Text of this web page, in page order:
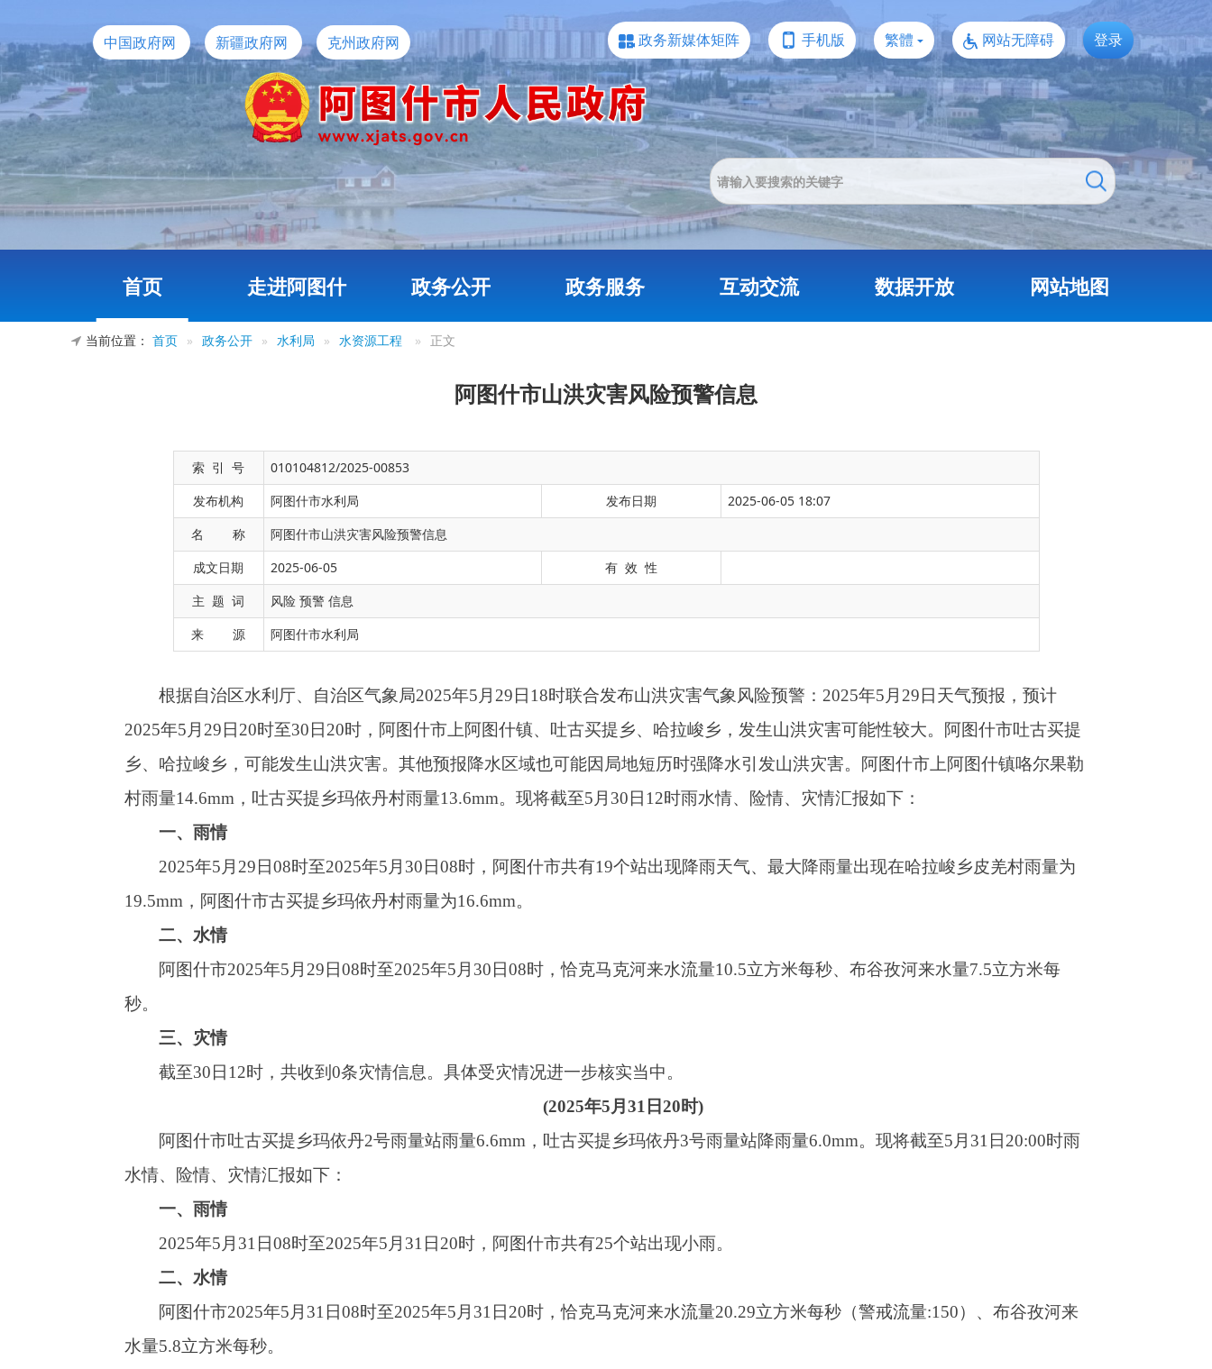
中国政府网 新疆政府网 克州政府网 政务新媒体矩阵 手机版 繁體 网站无障碍 登录
首页 走进阿图什 政务公开 政务服务 互动交流 数据开放 网站地图
当前位置： 首页 » 政务公开 » 水利局 » 水资源工程 » 正文
阿图什市山洪灾害风险预警信息
索 引 号
010104812/2025-00853
发布机构
阿图什市水利局 发布日期
2025-06-05 18:07
名 称
阿图什市山洪灾害风险预警信息
成文日期
2025-06-05
有 效 性
主 题 词
风险 预警 信息
来 源
阿图什市水利局
根据自治区水利厅、自治区气象局2025年5月29日18时联合发布山洪灾害气象风险预警：2025年5月29日天气预报，预计
2025年5月29日20时至30日20时，阿图什市上阿图什镇、吐古买提乡、哈拉峻乡，发生山洪灾害可能性较大。阿图什市吐古买提
乡、哈拉峻乡，可能发生山洪灾害。其他预报降水区域也可能因局地短历时强降水引发山洪灾害。阿图什市上阿图什镇咯尔果勒
一、雨情
2025年5月29日08时至2025年5月30日08时，阿图什市共有19个站出现降雨天气、最大降雨量出现在哈拉峻乡皮羌村雨量为
阿图什市2025年5月29日08时至2025年5月30日08时，恰克马克河来水流量10.5立方米每秒、布谷孜河来水量7.5立方米每
三、灾情
截至30日12时，共收到0条灾情信息。具体受灾情况进一步核实当中。
水情、险情、灾情汇报如下：
一、雨情
2025年5月31日08时至2025年5月31日20时，阿图什市共有25个站出现小雨。
二、水情
阿图什市2025年5月31日08时至2025年5月31日20时，恰克马克河来水流量20.29立方米每秒（警戒流量:150）、布谷孜河来
三、灾情
截至31日20时，共收到0条灾情信息。具体受灾情况进一步核实当中。
一、雨情
2025年6月1日08时至2025年6月1日20时，阿图什市共有7个站出现降雨天气、最大降雨量出现在吐古买提乡玛依丹村3号雨
二、水情
阿图什市2025年6月1日08时至2025年6月1日20时，恰克马克河来水流量22.29立方米每秒（警戒流量:150）、布谷孜河来水